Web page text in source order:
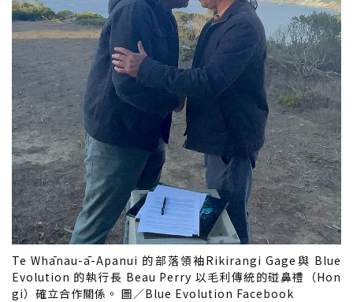
Te Whānau-ā-Apanui 的部落領袖Rikirangi Gage與 Blue
Evolution 的執行長 Beau Perry 以毛利傳統的碰鼻禮（Hon
gi）確立合作關係。 圖／Blue Evolution Facebook